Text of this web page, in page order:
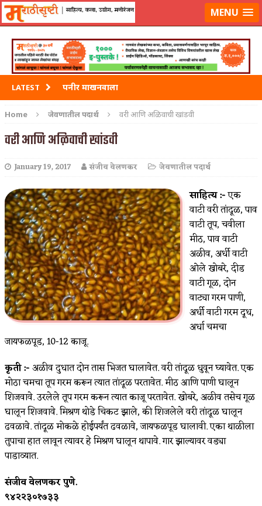
मराठीसृष्टीवर लॉग-इन करा MENU
LATEST पनीर माखनवाला
पावभाजी
इडली
Home जेवणातील पदार्थ वरी आणि अळिवाची खांडवी
वरी आणि अळिवाची खांडवी
January 19, 2017 संजीव वेलणकर जेवणातील पदार्थ
साहित्य :-एक
वाटी वरी तांदूळ, पाव
वाटी तूप, चवीला
मीठ, पाव वाटी
अळीव, अर्धी वाटी
ओले खोबरे, दीड
वाटी गूळ, दोन
वाट्या गरम पाणी,
अर्धी वाटी गरम दूध,
अर्धा चमचा
जायफळपूड, 10-12 काजू.
कृती :-अळीव दुधात दोन तास भिजत घालावेत. वरी तांदूळ धुवून घ्यावेत. एक
मोठा चमचा तूप गरम करून त्यात तांदूळ परतावेत. मीठ आणि पाणी घालून
शिजवावे. उरलेले तूप गरम करून त्यात काजू परतावेत. खोबरे, अळीव तसेच गूळ
घालून शिजवावे. मिश्रण थोडे चिकट झाले, की शिजलेले वरी तांदूळ घालून
ढवळावे. तांदूळ मोकळे होईपर्यंत ढवळावे, जायफळपूड घालावी. एका थाळीला
तुपाचा हात लावून त्यावर हे मिश्रण घालून थापावे. गार झाल्यावर वड्या
पाडाव्यात.
संजीव वेलणकर पुणे.
९४२२३०१७३३